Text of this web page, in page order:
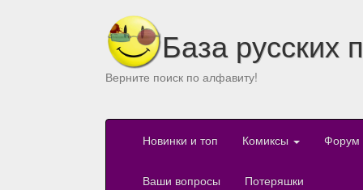
База русских
Верните поиск по алфавиту!
Новинки и топ Комиксы Форум
Ваши вопросы Потеряшки